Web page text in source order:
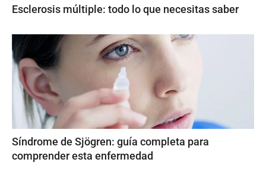
Esclerosis múltiple: todo lo que necesitas saber
Síndrome de Sjögren: guía completa para
comprender esta enfermedad